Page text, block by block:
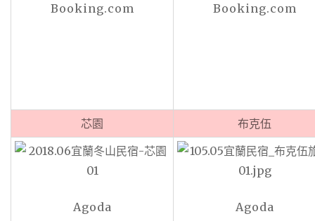
Booking.com
Booking.com
芯園 布克伍
Agoda
Agoda